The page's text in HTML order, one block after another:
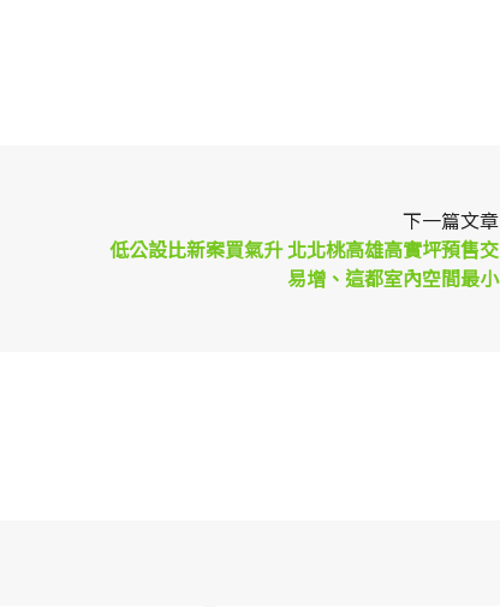
下一篇文章
低公設比新案買氣升 北北桃高雄高實坪預售交
易增、這都室內空間最小